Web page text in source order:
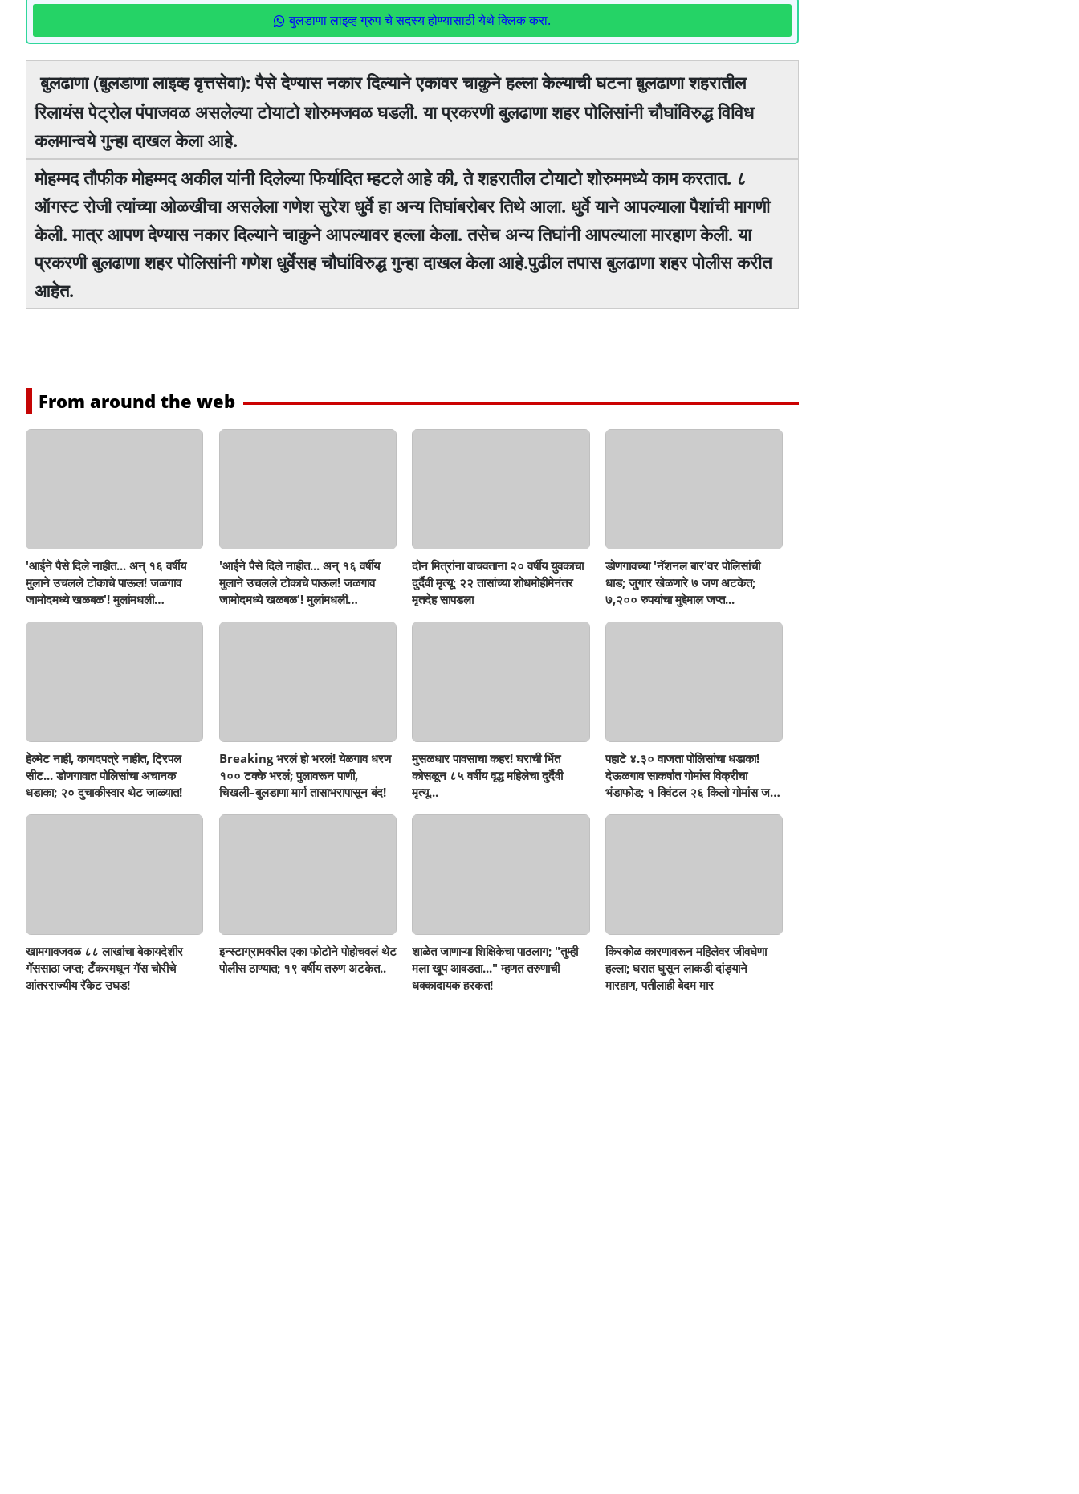
बुलडाणा लाइव्ह ग्रुप चे सदस्य होण्यासाठी येथे क्लिक करा.
बुलढाणा (बुलडाणा लाइव्ह वृत्तसेवा): पैसे देण्यास नकार दिल्याने एकावर चाकुने हल्ला केल्याची घटना बुलढाणा शहरातील
रिलायंस पेट्रोल पंपाजवळ असलेल्या टाेयाटाे शाेरुमजवळ घडली. या प्रकरणी बुलढाणा शहर पाेलिसांनी चाैघांविरुद्ध विविध
कलमान्वये गुन्हा दाखल केला आहे.
माेहम्मद ताैफीक माेहम्मद अकील यांनी दिलेल्या फिर्यादित म्हटले आहे की, ते शहरातील टाेयाटाे शाेरुममध्ये काम करतात. ८
ऑगस्ट राेजी त्यांच्या ओळखीचा असलेला गणेश सुरेश धुर्वे हा अन्य तिघांबराेबर तिथे आला. धुर्वे याने आपल्याला पैशांची मागणी
केली. मात्र आपण देण्यास नकार दिल्याने चाकुने आपल्यावर हल्ला केला. तसेच अन्य तिघांनी आपल्याला मारहाण केली. या
प्रकरणी बुलढाणा शहर पाेलिसांनी गणेश धुर्वेसह चाैघांविरुद्ध गुन्हा दाखल केला आहे.पुढील तपास बुलढाणा शहर पाेलीस करीत
आहेत.
From around the web
'आईने पैसे दिले नाहीत... अन् १६ वर्षीय
मुलाने उचलले टोकाचे पाऊल! जळगाव
जामोदमध्ये खळबळ'! मुलांमधली
'आईने पैसे दिले नाहीत... अन् १६ वर्षीय
मुलाने उचलले टोकाचे पाऊल! जळगाव
जामोदमध्ये खळबळ'! मुलांमधली
दोन मित्रांना वाचवताना २० वर्षीय युवकाचा
दुर्दैवी मृत्यू; २२ तासांच्या शोधमोहीमेनंतर
मृतदेह सापडला
डोणगावच्या 'नॅशनल बार'वर पोलिसांची
धाड; जुगार खेळणारे ७ जण अटकेत;
७,२०० रुपयांचा मुद्देमाल जप्त...
हेल्मेट नाही, कागदपत्रे नाहीत, ट्रिपल
सीट... डोणगावात पोलिसांचा अचानक
धडाका; २० दुचाकीस्वार थेट जाळ्यात!
Breaking भरलं हो भरलं! येळगाव धरण
१०० टक्के भरलं; पुलावरून पाणी,
चिखली–बुलडाणा मार्ग तासाभरापासून बंद!
मुसळधार पावसाचा कहर! घराची भिंत
कोसळून ८५ वर्षीय वृद्ध महिलेचा दुर्दैवी
मृत्यू...
पहाटे ४.३० वाजता पोलिसांचा धडाका!
देऊळगाव साकर्षात गोमांस विक्रीचा
भंडाफोड; १ क्विंटल २६ किलो गोमांस जप्त,
खामगावजवळ ८८ लाखांचा बेकायदेशीर
गॅससाठा जप्त; टँकरमधून गॅस चोरीचे
आंतरराज्यीय रॅकेट उघड!
इन्स्टाग्रामवरील एका फोटोने पोहोचवलं थेट
पोलीस ठाण्यात; १९ वर्षीय तरुण अटकेत..
शाळेत जाणाऱ्या शिक्षिकेचा पाठलाग; "तुम्ही
मला खूप आवडता..." म्हणत तरुणाची
धक्कादायक हरकत!
किरकोळ कारणावरून महिलेवर जीवघेणा
हल्ला; घरात घुसून लाकडी दांड्याने
मारहाण, पतीलाही बेदम मार